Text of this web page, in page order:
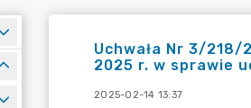
Uchwała Nr 3/
2025 r. w sprawie
2025-02-14 13:37